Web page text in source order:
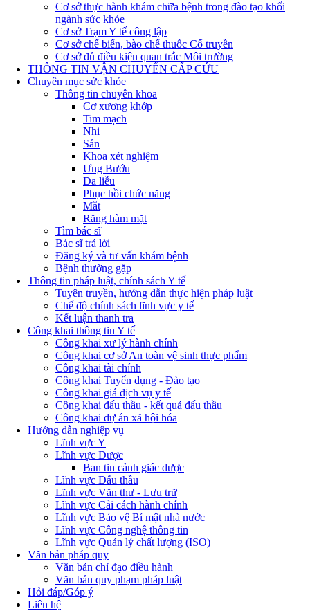
Cơ sở thực hành khám chữa bệnh trong đào tạo khối
ngành sức khỏe
Cơ sở Trạm Y tế công lập
Cơ sở chế biến, bào chế thuốc Cổ truyền
Cơ sở đủ điều kiện quan trắc Môi trường
THÔNG TIN VẬN CHUYỂN CẤP CỨU
Chuyên mục sức khỏe
Thông tin chuyên khoa
Cơ xương khớp
Tim mạch
Nhi
Sản
Khoa xét nghiệm
Ưng Bướu
Da liễu
Phục hồi chức năng
Mắt
Răng hàm mặt
Tìm bác sĩ
Bác sĩ trả lời
Đăng ký và tư vấn khám bệnh
Bệnh thường gặp
Thông tin pháp luật, chính sách Y tế
Tuyên truyền, hướng dẫn thực hiện pháp luật
Chế độ chính sách lĩnh vực y tế
Kết luận thanh tra
Công khai thông tin Y tế
Công khai xư lý hành chính
Công khai cơ sở An toàn vệ sinh thực phẩm
Công khai tài chính
Công khai Tuyển dụng - Đào tạo
Công khai giá dịch vụ y tế
Công khai đấu thầu - kết quả đấu thầu
Công khai dự án xã hội hóa
Hướng dẫn nghiệp vụ
Lĩnh vực Y
Lĩnh vực Dược
Ban tin cảnh giác dược
Lĩnh vực Đấu thầu
Lĩnh vực Văn thư - Lưu trữ
Lĩnh vực Cải cách hành chính
Lĩnh vực Bảo vệ Bí mật nhà nước
Lĩnh vực Công nghệ thông tin
Lĩnh vực Quản lý chất lượng (ISO)
Văn bản pháp quy
Văn bản chỉ đạo điều hành
Văn bản quy phạm pháp luật
Hỏi đáp/Góp ý
Liên hệ